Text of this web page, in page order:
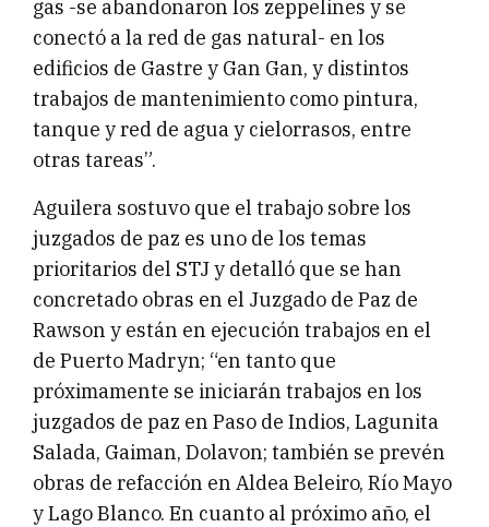
gas -se abandonaron los zeppelines y se
conectó a la red de gas natural- en los
edificios de Gastre y Gan Gan, y distintos
trabajos de mantenimiento como pintura,
tanque y red de agua y cielorrasos, entre
otras tareas”.
Aguilera sostuvo que el trabajo sobre los
juzgados de paz es uno de los temas
prioritarios del STJ y detalló que se han
concretado obras en el Juzgado de Paz de
Rawson y están en ejecución trabajos en el
de Puerto Madryn; “en tanto que
próximamente se iniciarán trabajos en los
juzgados de paz en Paso de Indios, Lagunita
Salada, Gaiman, Dolavon; también se prevén
obras de refacción en Aldea Beleiro, Río Mayo
y Lago Blanco. En cuanto al próximo año, el